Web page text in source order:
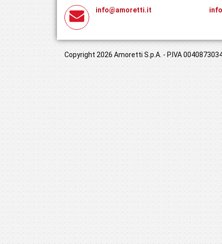
info@amoretti.it
Copyright 2026 Amoretti S.p.A. - P.IVA